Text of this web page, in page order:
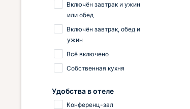
Включён завтрак и ужин
или обед
Включён завтрак, обед и
ужин
Всё включено
Собственная кухня
Удобства в отеле
Конференц-зал